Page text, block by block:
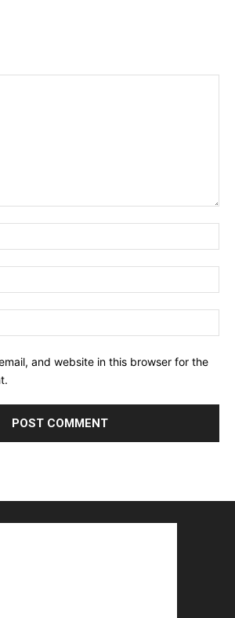
and website in this browser for the